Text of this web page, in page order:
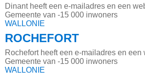
Dinant heeft een e-mailadres en een
Gemeente van -15 000 inwoners
WALLONIE
ROCHEFORT
Rochefort heeft een e-mailadres en een
Gemeente van -15 000 inwoners
WALLONIE